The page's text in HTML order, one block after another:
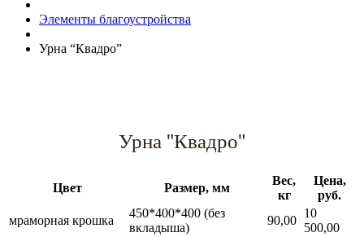
Элементы благоустройства
Урна “Квадро”
Урна "Квадро"
Цвет Размер, мм
Вес,
кг
Цена,
руб.
мраморная крошка
450*400*400 (без
вкладыша)
90,00
10
500,00